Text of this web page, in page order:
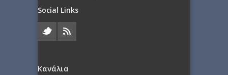
Social Links
Κανάλια